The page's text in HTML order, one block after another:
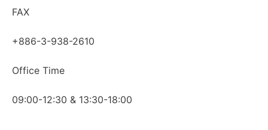
FAX
+886-3-938-2610
Office Time
09:00-12:30 & 13:30-18:00